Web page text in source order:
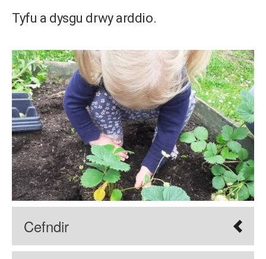
Tyfu a dysgu drwy arddio.
Cefndir